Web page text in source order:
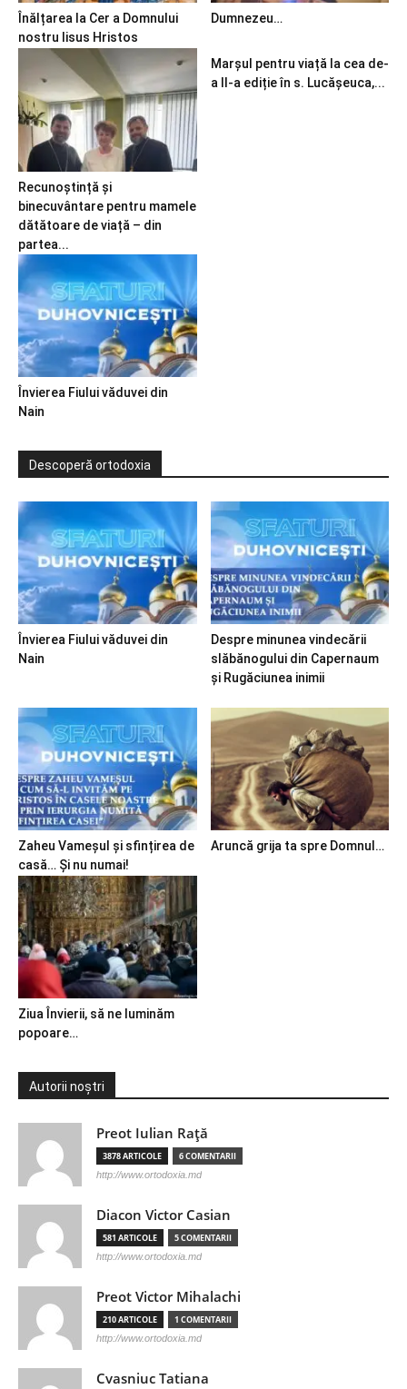
Înălțarea la Cer a Domnului
nostru Iisus Hristos
Dumnezeu…
Recunoștință și
binecuvântare pentru mamele
dătătoare de viață – din
partea...
Marșul pentru viață la cea de-
a II-a ediție în s. Lucășeuca,...
Învierea Fiului văduvei din
Nain
Descoperă ortodoxia
Învierea Fiului văduvei din
Nain
Despre minunea vindecării
slăbănogului din Capernaum
și Rugăciunea inimii
Zaheu Vameșul și sfințirea de
casă… Și nu numai!
Aruncă grija ta spre Domnul…
Ziua Învierii, să ne luminăm
popoare…
Autorii noștri
Preot Iulian Raţă
3878 ARTICOLE 6 COMENTARII
http://www.ortodoxia.md
Diacon Victor Casian
581 ARTICOLE 5 COMENTARII
http://www.ortodoxia.md
Preot Victor Mihalachi
210 ARTICOLE 1 COMENTARII
http://www.ortodoxia.md
Cvasniuc Tatiana